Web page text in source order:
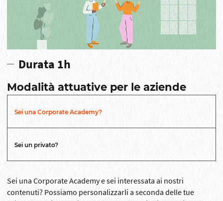
Durata 1h
Modalità attuative per le aziende
Sei una Corporate Academy?
Sei un privato?
Sei una Corporate Academy e sei interessata ai nostri
contenuti? Possiamo personalizzarli a seconda delle tue